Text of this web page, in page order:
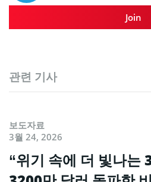
Join
관련 기사
보도자료
3월 24, 2026
“위기 속에 더 빛나는